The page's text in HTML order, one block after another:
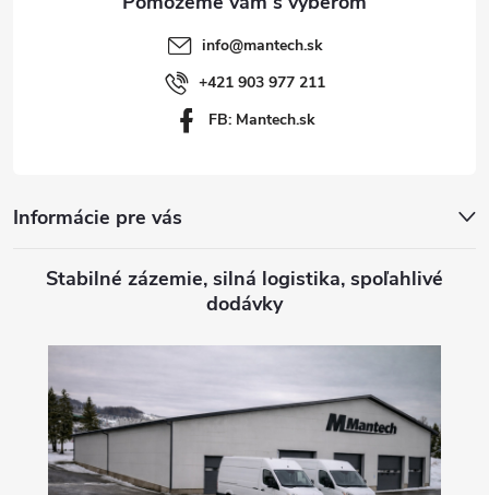
info@mantech.sk
+421 903 977 211
FB: Mantech.sk
Informácie pre vás
Stabilné zázemie, silná logistika, spoľahlivé
dodávky